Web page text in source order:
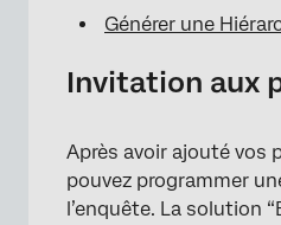
Générer une
Invitation aux
Après avoir ajouté vos
pouvez programmer
l’enquête. La solution